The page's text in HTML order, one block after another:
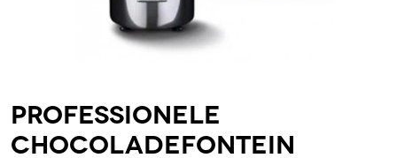
Professionele
chocoladefontein